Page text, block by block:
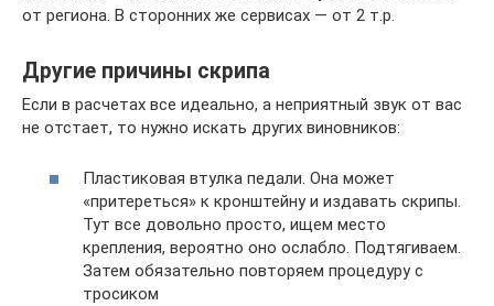
от региона. В сторонних же сервисах — от 2 т.р.
Другие причины скрипа
Если в расчетах все идеально, а неприятный звук от вас
не отстает, то нужно искать других виновников:
Пластиковая втулка педали. Она может
«притереться» к кронштейну и издавать скрипы.
Тут все довольно просто, ищем место
крепления, вероятно оно ослабло. Подтягиваем.
Затем обязательно повторяем процедуру с
тросиком